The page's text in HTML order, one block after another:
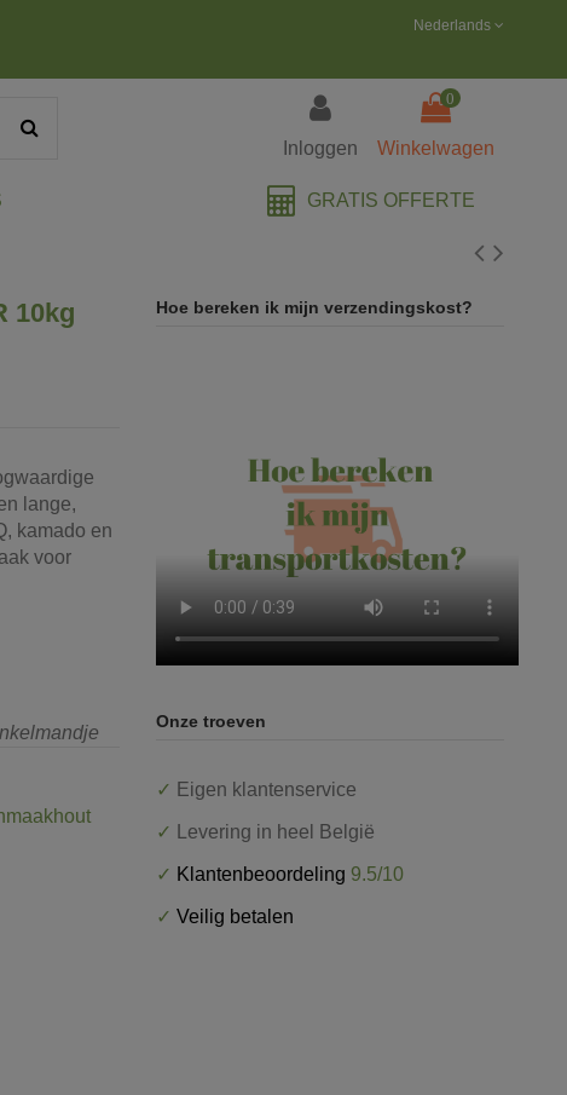
Nederlands
Inloggen
0
Winkelwagen
GRATIS OFFERTE
10kg
lange,
kamado en
voor
Hoe bereken ik mijn verzendingskost?
Onze troeven
✓ Eigen klantenservice
✓ Levering in heel België
✓ Klantenbeoordeling 9.5/10
✓Veilig betalen